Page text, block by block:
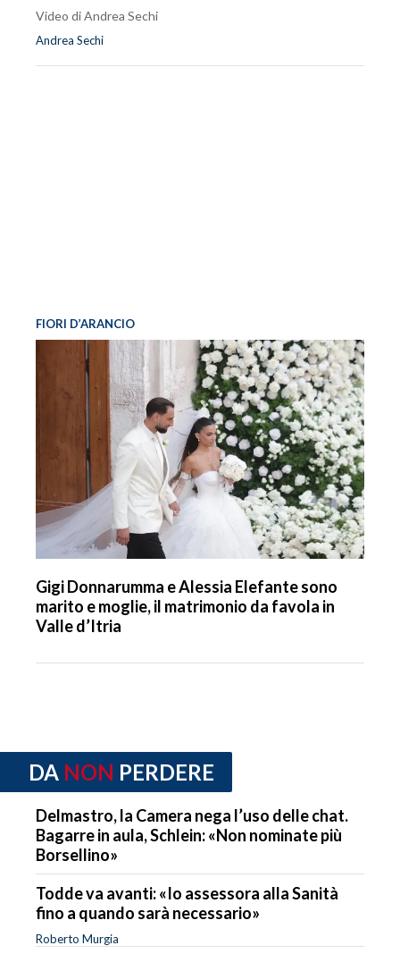
Video di Andrea Sechi
Andrea Sechi
FIORI D’ARANCIO
Gigi Donnarumma e Alessia Elefante sono
marito e moglie, il matrimonio da favola in
Valle d’Itria
DA NON PERDERE
Delmastro, la Camera nega l’uso delle chat.
Bagarre in aula, Schlein: «Non nominate più
Borsellino»
Todde va avanti: «Io assessora alla Sanità
fino a quando sarà necessario»
Roberto Murgia